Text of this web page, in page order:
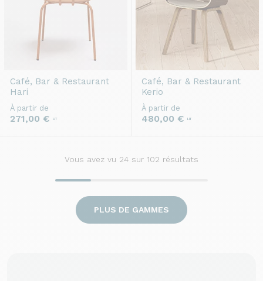
Café, Bar & Restaurant
Hari
À partir de
271,00 € HT
Café, Bar & Restaurant
Kerio
À partir de
480,00 € HT
Vous avez vu 24 sur 102 résultats
PLUS DE GAMMES